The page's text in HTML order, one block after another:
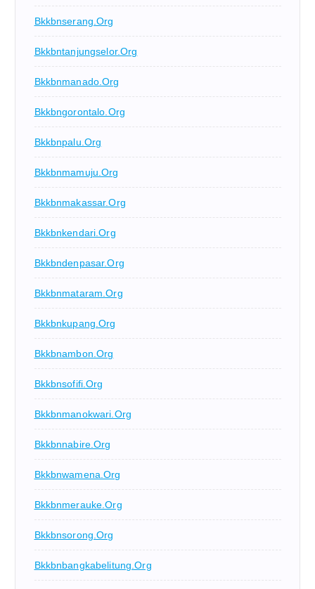
Bkkbnserang.org
Bkkbntanjungselor.org
Bkkbnmanado.org
Bkkbngorontalo.org
Bkkbnpalu.org
Bkkbnmamuju.org
Bkkbnmakassar.org
Bkkbnkendari.org
Bkkbndenpasar.org
Bkkbnmataram.org
Bkkbnkupang.org
Bkkbnambon.org
Bkkbnsofifi.org
Bkkbnmanokwari.org
Bkkbnnabire.org
Bkkbnwamena.org
Bkkbnmerauke.org
Bkkbnsorong.org
Bkkbnbangkabelitung.org